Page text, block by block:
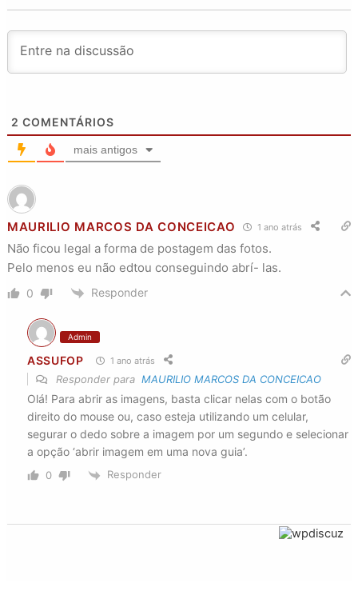
2 COMENTÁRIOS
mais antigos
MAURILIO MARCOS DA CONCEICAO 1 ano atrás
Não ficou legal a forma de postagem das fotos.
Pelo menos eu não edtou conseguindo abrí- las.
0 Responder
Admin
ASSUFOP 1 ano atrás
Responder para MAURILIO MARCOS DA CONCEICAO
Olá! Para abrir as imagens, basta clicar nelas com o botão
direito do mouse ou, caso esteja utilizando um celular,
segurar o dedo sobre a imagem por um segundo e selecionar
a opção ‘abrir imagem em uma nova guia’.
0 Responder